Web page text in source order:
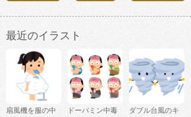
最近のイラスト
扇風機を服の中
ドーパミン中毒
ダブル台風のキ